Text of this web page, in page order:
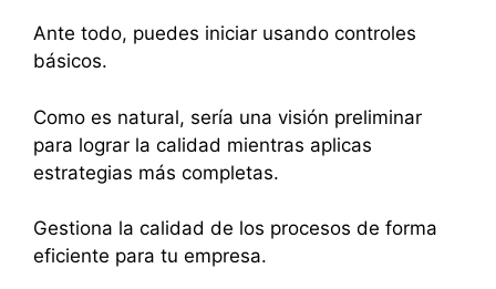
Ante todo, puedes iniciar usando controles
básicos.
Como es natural, sería una visión preliminar
para lograr la calidad mientras aplicas
estrategias más completas.
Gestiona la calidad de los procesos de forma
eficiente para tu empresa.